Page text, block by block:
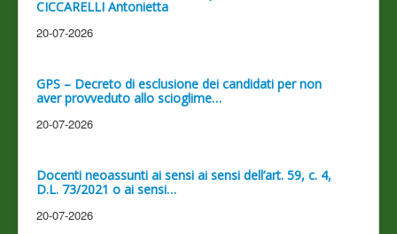
CICCARELLI Antonietta
20-07-2026
GPS – Decreto di esclusione dei candidati per non
aver provveduto allo scioglime…
20-07-2026
Docenti neoassunti ai sensi ai sensi dell’art. 59, c. 4,
D.L. 73/2021 o ai sensi…
20-07-2026